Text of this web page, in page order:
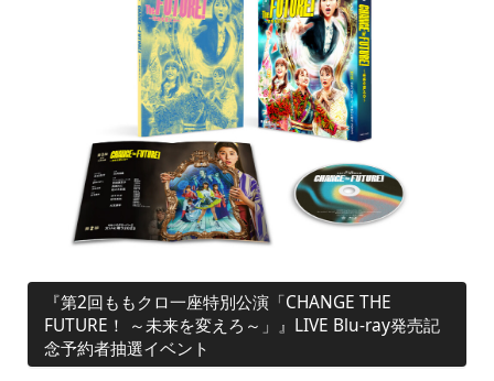
『第2回ももクロ一座特別公演「CHANGE THE
FUTURE！ ～未来を変えろ～」』LIVE Blu-ray発売記
念予約者抽選イベント